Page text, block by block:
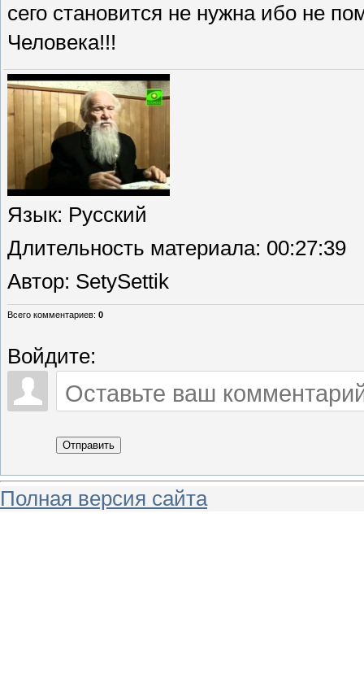
сего становится не нужна ибо не
Человека!!!
Язык: Русский
Длительность материала: 00:27:39
Автор: SetySettik
Всего комментариев: 0
Войдите:
Отправить
Полная версия сайта